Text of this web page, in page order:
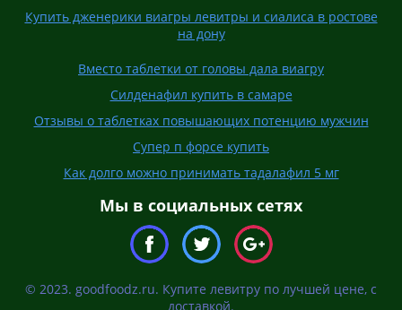
Купить дженерики виагры левитры и сиалиса в ростове
на дону
Вместо таблетки от головы дала виагру
Силденафил купить в самаре
Отзывы о таблетках повышающих потенцию мужчин
Супер п форсе купить
Как долго можно принимать тадалафил 5 мг
Мы в социальных сетях
© 2023. goodfoodz.ru. Купите левитру по лучшей цене, с
доставкой.